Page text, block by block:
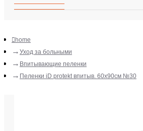
home
Уход за больными
Впитывающие пеленки
Пеленки iD protekt впитыв. 60х90см №30